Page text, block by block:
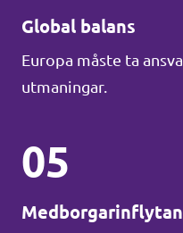
Global balans
Europa måste ta
utmaningar.
05